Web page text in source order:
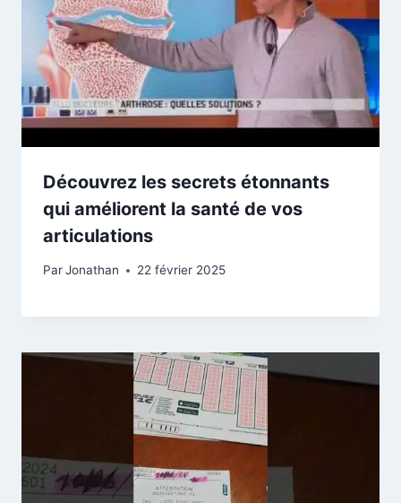
Découvrez les secrets étonnants
qui améliorent la santé de vos
articulations
ParJonathan 22 février 2025